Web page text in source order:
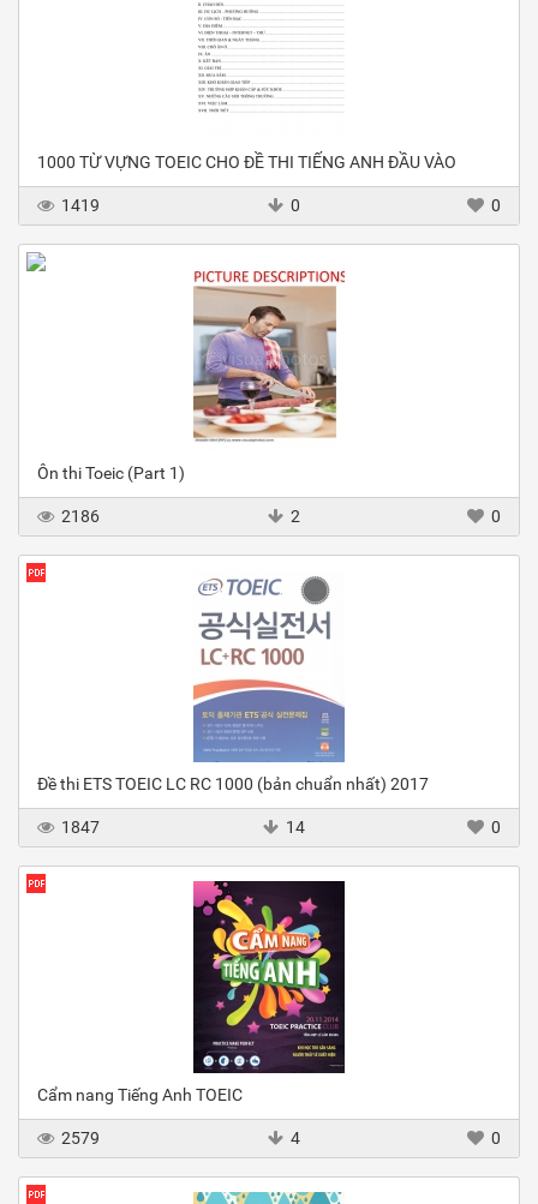
1000 TỪ VỰNG TOEIC CHO ĐỀ THI TIẾNG ANH ĐẦU VÀO
1419 0 0
Ôn thi Toeic (Part 1)
2186 2 0
Đề thi ETS TOEIC LC RC 1000 (bản chuẩn nhất) 2017
1847 14 0
Cẩm nang Tiếng Anh TOEIC
2579 4 0